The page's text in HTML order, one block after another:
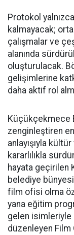
Protokol
kalmayacak;
çalışmalar ve
alanında
oluşturulacak.
gelişimlerine
daha aktif rol
Küçükçekmece
zenginleştiren
anlayışıyla
kararlılıkla
hayata geçirilen
belediye
film ofisi olma
yana eğitim
gelen
düzenleyen Film